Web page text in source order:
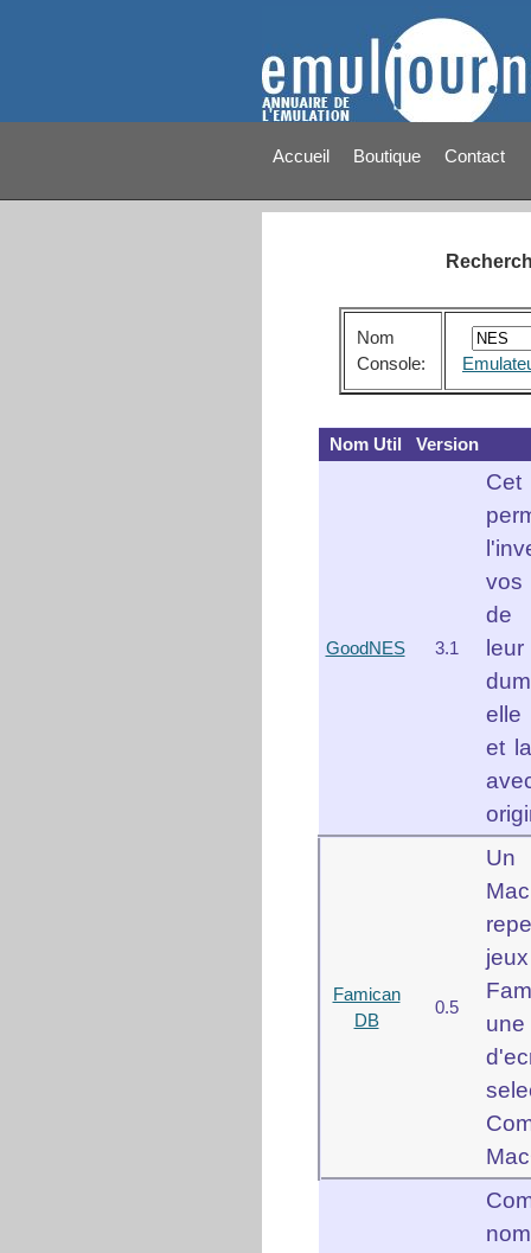
Accueil Boutique Contact
Nom
Console:
Nom Util Version
GoodNES 3.1
de
elle
et
Famican
DB
0.5
Un